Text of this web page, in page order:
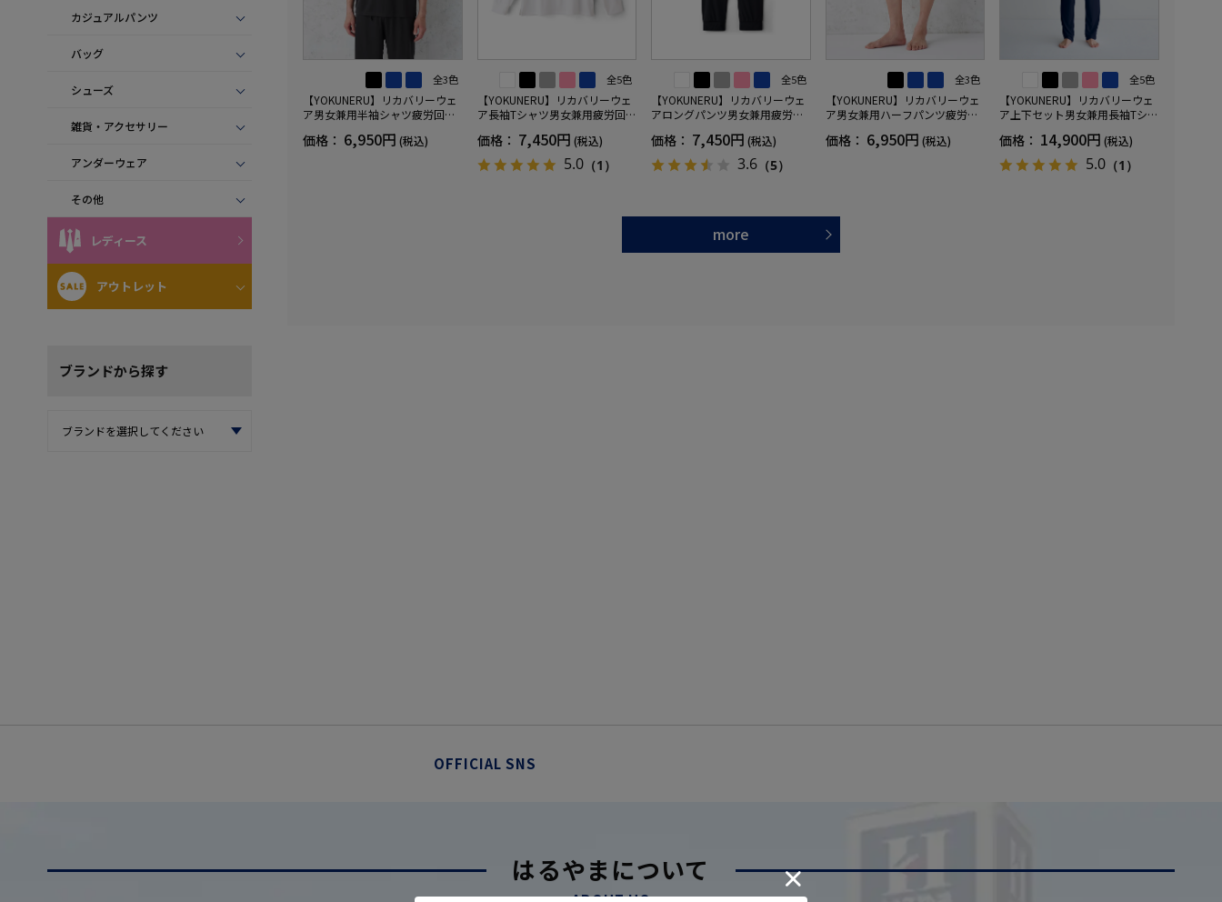
カジュアルパンツ
バッグ
シューズ
雑貨・アクセサリー
アンダーウェア
その他
レディース
アウトレット
ブランドから探す
全3色
【YOKUNERU】リカバリーウェ
ア男女兼用半袖シャツ疲労回復
(R)【一般医療機器】SS～LLサイ
価格： 6,950円 (税込)
全5色
【YOKUNERU】リカバリーウェ
ア長袖Tシャツ男女兼用疲労回復
(R)【一般医療機器】SS～LLサイ
ズ
価格： 7,450円 (税込)
5.0（1）
全5色
【YOKUNERU】リカバリーウェ
アロングパンツ男女兼用疲労回
IX(R)【一般医療機器】SS～LLサ
イズ
価格： 7,450円 (税込)
3.6 （5）
全3色
【YOKUNERU】リカバリーウェ
ア男女兼用ハーフパンツ疲労回
IX(R)【一般医療機器】SS～LLサ
価格： 6,950円 (税込)
全5色
【YOKUNERU】リカバリーウェ
ア上下セット男女兼用長袖Tシャ
進遠赤外線快眠NANOMIX(R)【一
般医療機器】SS～LLサイズ
価格： 14,900円 (税込)
5.0 （1）
more
OFFICIAL SNS
はるやまについて